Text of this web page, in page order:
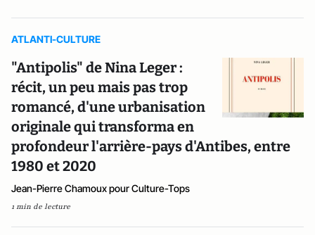
ATLANTI-CULTURE
"Antipolis" de Nina Leger :
récit, un peu mais pas trop
romancé, d'une urbanisation
originale qui transforma en
profondeur l'arrière-pays d'Antibes, entre
1980 et 2020
Jean-Pierre Chamoux pour Culture-Tops
1 min de lecture